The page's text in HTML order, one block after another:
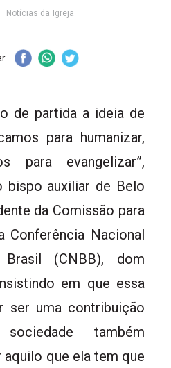
Notícias da Igreja
de partida a ideia de
para humanizar,
para evangelizar”,
bispo auxiliar de Belo
da Comissão para
Conferência Nacional
(CNBB), dom
em que essa
ser uma contribuição
também
que ela tem que